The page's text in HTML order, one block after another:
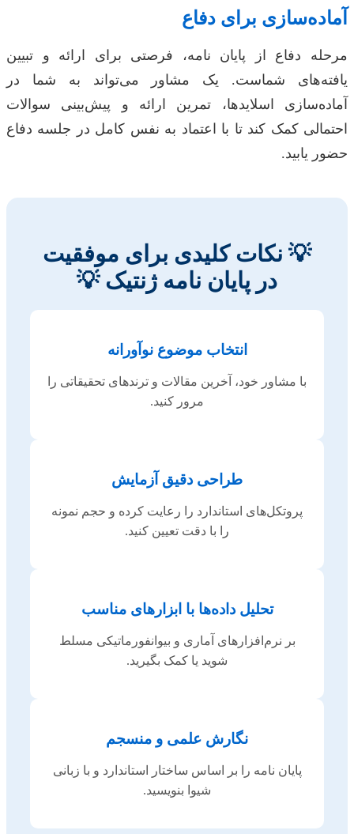
آماده‌سازی برای دفاع
مرحله دفاع از پایان نامه، فرصتی برای ارائه و تبیین
یافته‌های شماست. یک مشاور می‌تواند به شما در
آماده‌سازی اسلایدها، تمرین ارائه و پیش‌بینی سوالات
احتمالی کمک کند تا با اعتماد به نفس کامل در جلسه دفاع
حضور یابید.
💡 نکات کلیدی برای موفقیت
در پایان نامه ژنتیک 💡
انتخاب موضوع نوآورانه
با مشاور خود، آخرین مقالات و ترندهای تحقیقاتی را
مرور کنید.
طراحی دقیق آزمایش
پروتکل‌های استاندارد را رعایت کرده و حجم نمونه
را با دقت تعیین کنید.
تحلیل داده‌ها با ابزارهای مناسب
بر نرم‌افزارهای آماری و بیوانفورماتیکی مسلط
شوید یا کمک بگیرید.
نگارش علمی و منسجم
پایان نامه را بر اساس ساختار استاندارد و با زبانی
شیوا بنویسید.